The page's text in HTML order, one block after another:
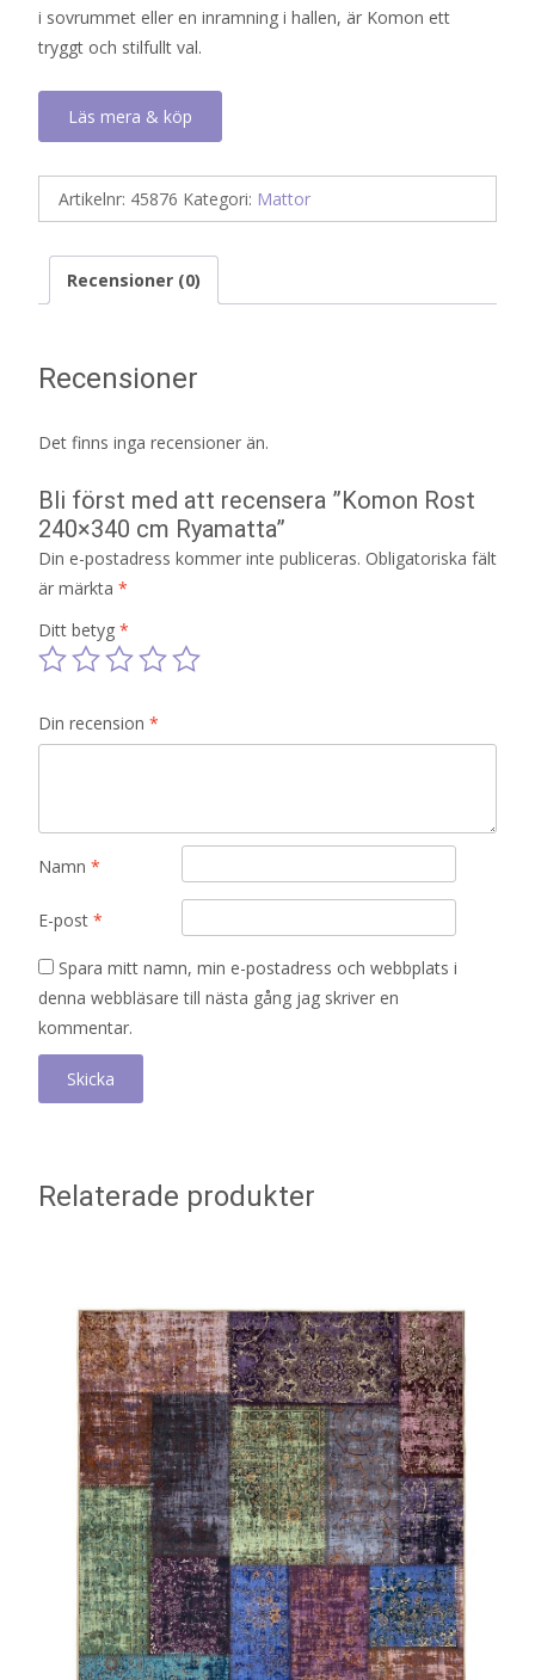
i sovrummet eller en inramning i hallen, är Komon ett
tryggt och stilfullt val.
Läs mera & köp
Artikelnr: 45876 Kategori: Mattor
Recensioner (0)
Recensioner
Det finns inga recensioner än.
Bli först med att recensera ”Komon Rost
240×340 cm Ryamatta”
Din e-postadress kommer inte publiceras. Obligatoriska fält
är märkta *
Ditt betyg *
Din recension *
Namn *
E-post *
Spara mitt namn, min e-postadress och webbplats i
denna webbläsare till nästa gång jag skriver en
kommentar.
Relaterade produkter